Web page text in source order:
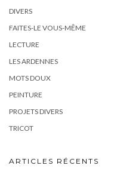
DIVERS
FAITES-LE VOUS-MÊME
LECTURE
LES ARDENNES
MOTS DOUX
PEINTURE
PROJETS DIVERS
TRICOT
ARTICLES RÉCENTS